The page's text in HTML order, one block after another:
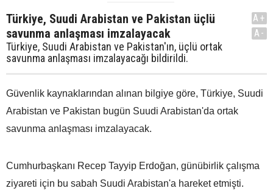
Türkiye, Suudi Arabistan ve Pakistan üçlü
savunma anlaşması imzalayacak
Türkiye, Suudi Arabistan ve Pakistan'ın, üçlü ortak
savunma anlaşması imzalayacağı bildirildi.
A+
A-
Güvenlik kaynaklarından alınan bilgiye göre, Türkiye, Suudi
Arabistan ve Pakistan bugün Suudi Arabistan'da ortak
savunma anlaşması imzalayacak.
Cumhurbaşkanı Recep Tayyip Erdoğan, günübirlik çalışma
ziyareti için bu sabah Suudi Arabistan'a hareket etmişti.